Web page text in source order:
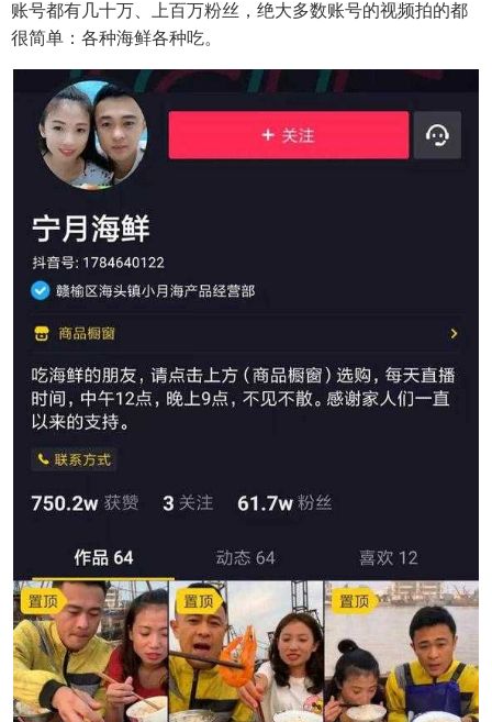
账号都有几十万、上百万粉丝，绝大多数账号的视频拍的都
很简单：各种海鲜各种吃。